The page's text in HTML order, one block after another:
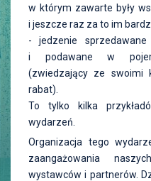
w którym zawarte były
i jeszcze raz za to im
- jedzenie
i podawane w
(zwiedzający ze swoimi
rabat).
To tylko kilka
wydarzeń.
Organizacja tego
zaangażowania
wystawców i partnerów.